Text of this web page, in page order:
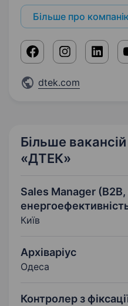
Більше про
dtek.com
Більше вакансій
«ДТЕК»
Sales Manager
Київ
Архіваріус
Одеса
Контролер з